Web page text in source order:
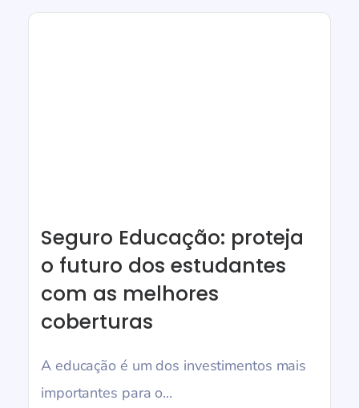
Seguro Educação: proteja
o futuro dos estudantes
com as melhores
coberturas
A educação é um dos investimentos mais
importantes para o...